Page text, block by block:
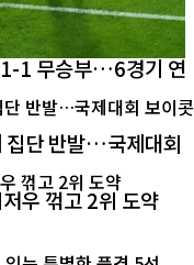
1 무승부…6경기 연
집단 반발…국제대회
우 꺾고 2위 도약